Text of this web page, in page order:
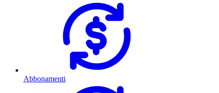
Abbonamenti